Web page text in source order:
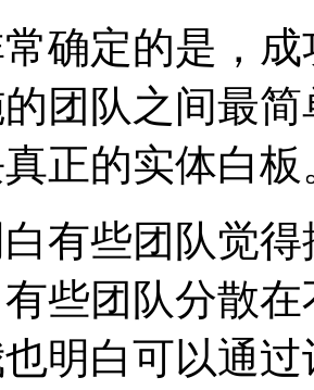
定的是，成
团队之间最
正的实体白板
些团队觉得
些团队分散
明白可以通